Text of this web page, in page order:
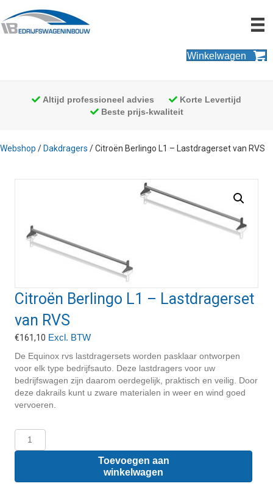
Winkelwagen
Altijd professioneel advies
Korte Levertijd
Beste prijs-kwaliteit
Webshop / Dakdragers / Citroën Berlingo L1 – Lastdragerset van RVS
Citroën Berlingo L1 – Lastdragerset
van RVS
€161,10 Excl. BTW
De Equinox rvs lastdragersets worden pasklaar ontworpen
voor elk type bedrijfsauto. Deze lastdragers voor uw
bedrijfswagen zijn daarom oerdegelijk, praktisch en veilig. Door
deze dakrails kunt u zware materialen in weer en wind goed
vervoeren.
Citroën
Berlingo
Lastdragerset
Toevoegen aan
winkelwagen